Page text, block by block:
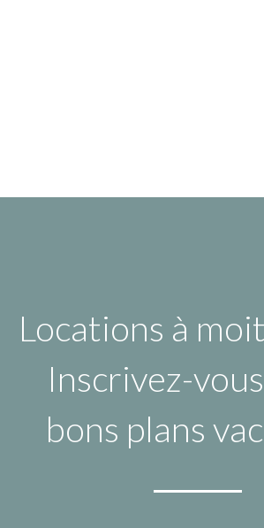
Locations à
Inscrivez-
bons plans